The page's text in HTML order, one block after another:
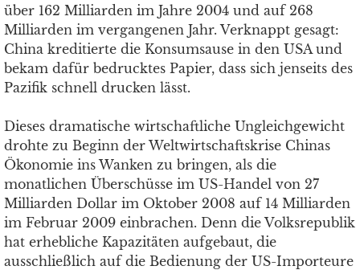
über 162 Milliarden im Jahre 2004 und auf 268
Milliarden im vergangenen Jahr. Verknappt gesagt:
China kreditierte die Konsumsause in den USA und
bekam dafür bedrucktes Papier, dass sich jenseits des
Pazifik schnell drucken lässt.
Dieses dramatische wirtschaftliche Ungleichgewicht
drohte zu Beginn der Weltwirtschaftskrise Chinas
Ökonomie ins Wanken zu bringen, als die
monatlichen Überschüsse im US-Handel von 27
Milliarden Dollar im Oktober 2008 auf 14 Milliarden
im Februar 2009 einbrachen. Denn die Volksrepublik
hat erhebliche Kapazitäten aufgebaut, die
ausschließlich auf die Bedienung der US-Importeure